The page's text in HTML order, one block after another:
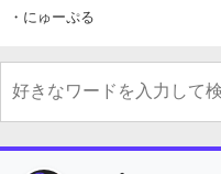
・にゅーぷる